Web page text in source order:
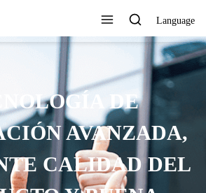
Language
DE
AVANZADA,
CALIDAD DEL